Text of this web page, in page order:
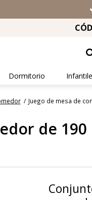
Dormitorio
/ Juego de mesa de
de